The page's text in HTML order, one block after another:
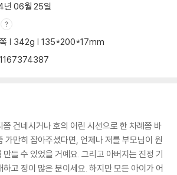
년 06월 25일
| 342g | 135*200*17mm
쯤 건네시거나 호의 어린 시선으로 한 차례쯤 바
가만히 잡아주셨다면, 언제나 저를 부모님이 원
들 수 있었을 거예요. 그리고 아버지는 진정 기
고 정이 많은 분이세요. 하지만 모든 아이가 어